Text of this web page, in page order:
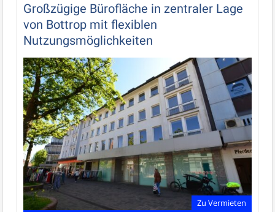
Großzügige Bürofläche in zentraler Lage
von Bottrop mit flexiblen
Nutzungsmöglichkeiten
Zu Vermieten